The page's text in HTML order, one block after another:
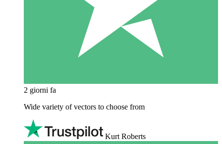
2 giorni fa
Wide variety of vectors to choose from
Kurt Roberts